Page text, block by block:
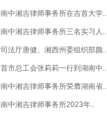
中湘吉律师事务所在吉首大学..
中湘吉律师事务所三名实习人..
法厅唐健、湘西州委组织部颜..
市总工会张莉莉一行到湖南中..
中湘吉律师事务所荣膺湖南省..
中湘吉律师事务所2023年..